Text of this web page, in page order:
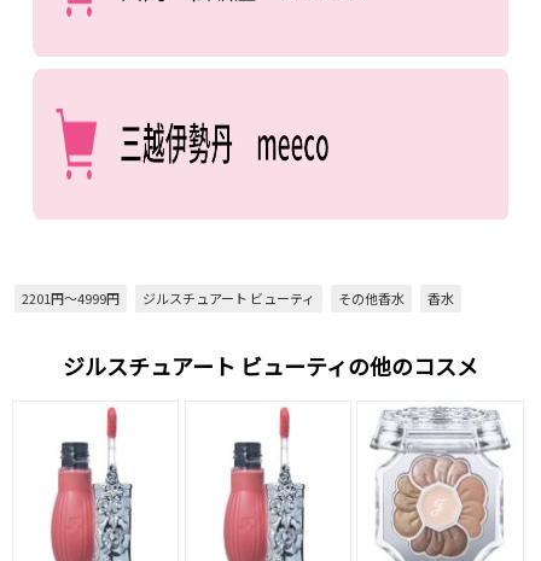
2201円～4999円 ジルスチュアート ビューティ その他香水 香水
ジルスチュアート ビューティの他のコスメ